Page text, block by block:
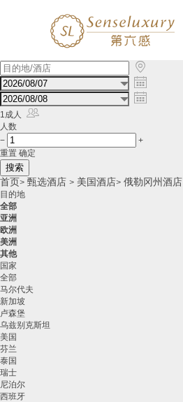
美
国
俄
勒
冈
州
店
预
订，
俄
勒
冈
州
酒
店
推
荐，
俄
勒
冈
州
酒
店
价
格
查
询



1成人 
人数
−
+
重置 确定
首页> 甄选酒店 > 美国酒店> 俄勒冈州酒店
目的地
全部
亚洲
欧洲
美洲
其他
国家
全部
马尔代夫
新加坡
卢森堡
乌兹别克斯坦
美国
芬兰
泰国
瑞士
尼泊尔
西班牙